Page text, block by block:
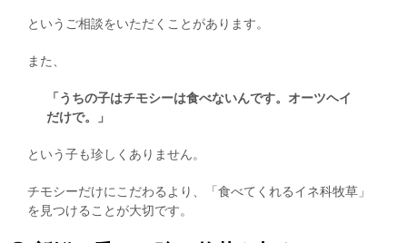
というご相談をいただくことがあります。
また、
「うちの子はチモシーは食べないんです。オーツヘイ
だけで。」
という子も珍しくありません。
チモシーだけにこだわるより、「食べてくれるイネ科牧草」
を見つけることが大切です。